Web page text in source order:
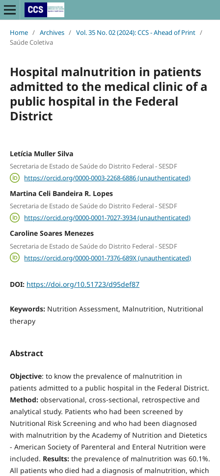
Home / Archives / Vol. 35 No. 02 (2024): CCS - Ahead of Print /
Saúde Coletiva
Hospital malnutrition in patients
admitted to the medical clinic of a
public hospital in the Federal
District
Letícia Muller Silva
Secretaria de Estado de Saúde do Distrito Federal - SESDF
https://orcid.org/0000-0003-2268-6886 (unauthenticated)
Martina Celi Bandeira R. Lopes
Secretaria de Estado de Saúde do Distrito Federal - SESDF
https://orcid.org/0000-0001-7027-3934 (unauthenticated)
Caroline Soares Menezes
Secretaria de Estado de Saúde do Distrito Federal - SESDF
https://orcid.org/0000-0001-7376-689X (unauthenticated)
DOI: https://doi.org/10.51723/d95def87
Keywords: Nutrition Assessment, Malnutrition, Nutritional
therapy
Abstract
Objective: to know the prevalence of malnutrition in
patients admitted to a public hospital in the Federal District.
Method:observational, cross-sectional, retrospective and
analytical study. Patients who had been screened by
Nutritional Risk Screening and who had been diagnosed
with malnutrition by the Academy of Nutrition and Dietetics
- American Society of Parenteral and Enteral Nutrition were
included. Results: the prevalence of malnutrition was 60.1%.
All patients who died had a diagnosis of malnutrition, which